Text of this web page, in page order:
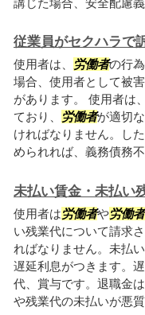
従業員がセクハラで
使用者は、 労働者の行
場合、使用者として被
があります。 使用者は、
ており、
労働者が適切
ければなりません。し
められれば、義務債務
未払い賃金・未払い
使用者は労働者や労働者
い残業代について請求
ればなりません。未払
遅延利息がつきます。
代、賞与です。退職金
や残業代の未払いが悪